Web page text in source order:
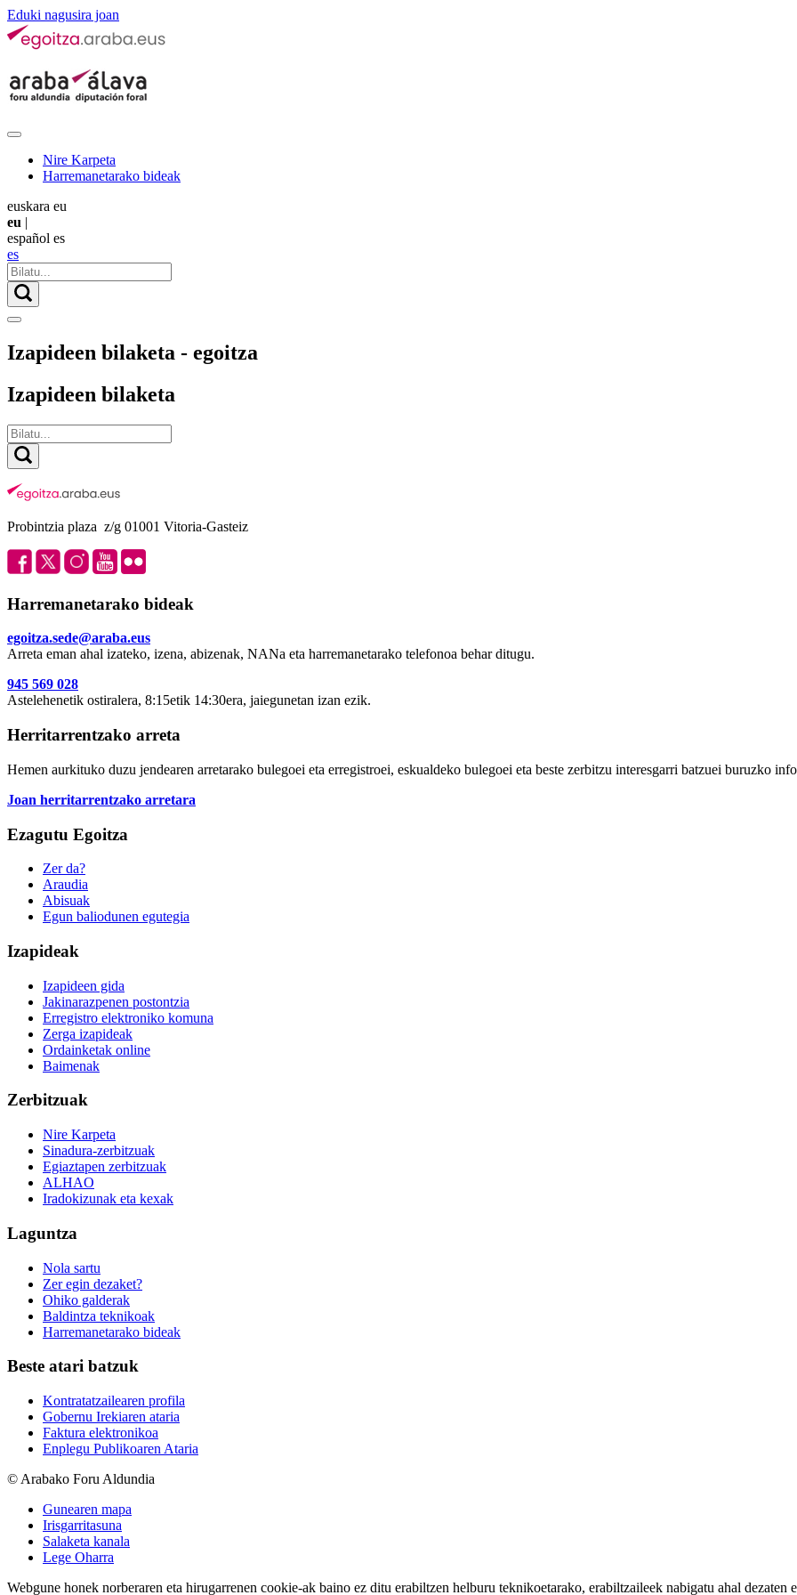
Eduki nagusira joan
Nire Karpeta
Harremanetarako bideak
euskara eu
eu |
español es
es
Izapideen bilaketa - egoitza
Izapideen bilaketa
Probintzia plaza z/g 01001 Vitoria-Gasteiz
Harremanetarako bideak
egoitza.sede@araba.eus
Arreta eman ahal izateko, izena, abizenak, NANa eta harremanetarako telefonoa behar ditugu.
945 569 028
Astelehenetik ostiralera, 8:15etik 14:30era, jaiegunetan izan ezik.
Herritarrentzako arreta
Hemen aurkituko duzu jendearen arretarako bulegoei eta erregistroei, eskualdeko bulegoei eta beste zerbitzu interesgarri batzuei buruzko
Joan herritarrentzako arretara
Ezagutu Egoitza
Zer da?
Araudia
Abisuak
Egun baliodunen egutegia
Izapideak
Izapideen gida
Jakinarazpenen postontzia
Erregistro elektroniko komuna
Zerga izapideak
Ordainketak online
Baimenak
Zerbitzuak
Nire Karpeta
Sinadura-zerbitzuak
Egiaztapen zerbitzuak
ALHAO
Iradokizunak eta kexak
Laguntza
Nola sartu
Zer egin dezaket?
Ohiko galderak
Baldintza teknikoak
Harremanetarako bideak
Beste atari batzuk
Kontratatzailearen profila
Gobernu Irekiaren ataria
Faktura elektronikoa
Enplegu Publikoaren Ataria
© Arabako Foru Aldundia
Gunearen mapa
Irisgarritasuna
Salaketa kanala
Lege Oharra
Webgune honek norberaren eta hirugarrenen cookie-ak baino ez ditu erabiltzen helburu teknikoetarako, erabiltzaileek nabigatu ahal dezaten